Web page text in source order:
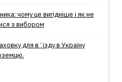
чому це вигідніше і як не
з вибором
для вʼїзду в Україну